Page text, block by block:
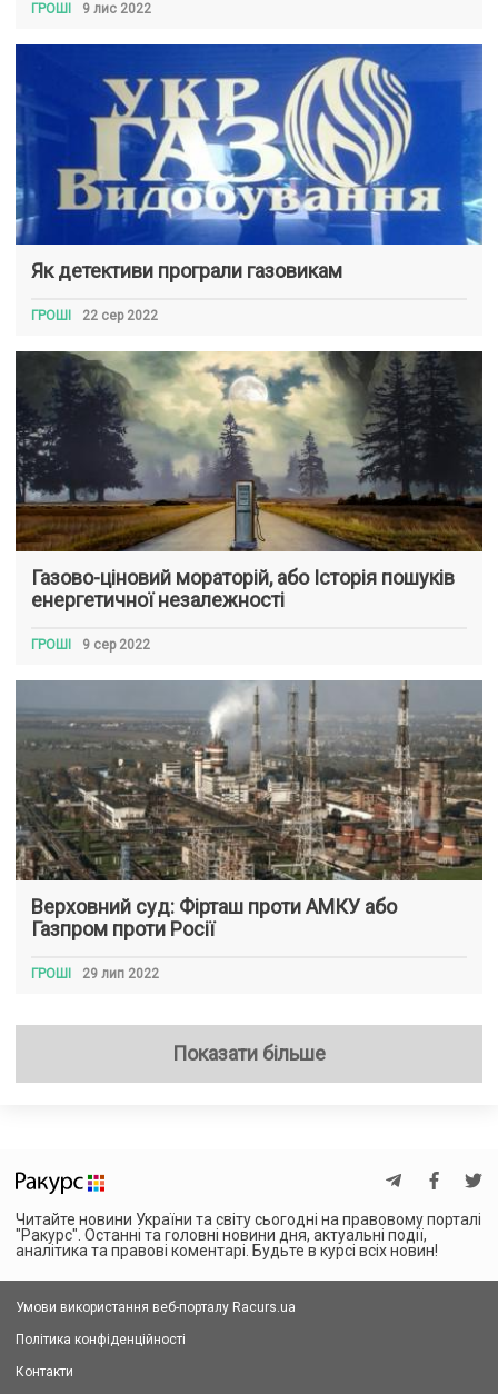
ГРОШІ 9 лис 2022
Як детективи програли газовикам
ГРОШІ 22 сер 2022
Газово-ціновий мораторій, або Історія пошуків
енергетичної незалежності
ГРОШІ 9 сер 2022
Верховний суд: Фірташ проти АМКУ або
Газпром проти Росії
ГРОШІ 29 лип 2022
Показати більше
Читайте новини України та світу сьогодні на правовому порталі
"Ракурс". Останні та головні новини дня, актуальні події,
аналітика та правові коментарі. Будьте в курсі всіх новин!
Умови використання веб-порталу Racurs.ua
Політика конфіденційності
Контакти